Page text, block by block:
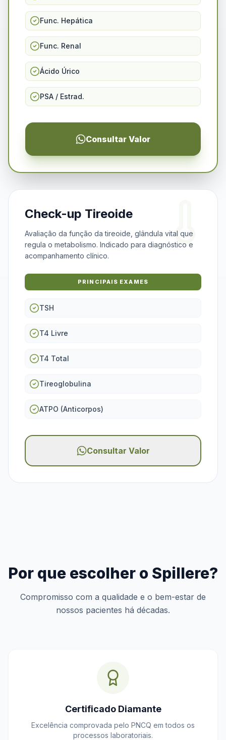
Func. Hepática
Func. Renal
Ácido Úrico
PSA / Estrad.
Consultar Valor
Check-up Tireoide
Avaliação da função da tireoide, glândula vital que
regula o metabolismo. Indicado para diagnóstico e
acompanhamento clínico.
PRINCIPAIS EXAMES
TSH
T4 Livre
T4 Total
Tireoglobulina
ATPO (Anticorpos)
Consultar Valor
Por que escolher o Spillere?
Compromisso com a qualidade e o bem-estar de
nossos pacientes há décadas.
Certificado Diamante
Excelência comprovada pelo PNCQ em todos os
processos laboratoriais.